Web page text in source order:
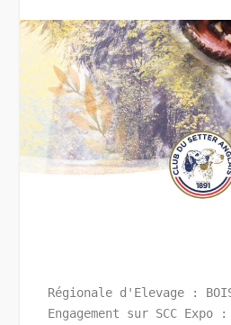
Régionale d'Elevage :
Engagement sur SCC Expo